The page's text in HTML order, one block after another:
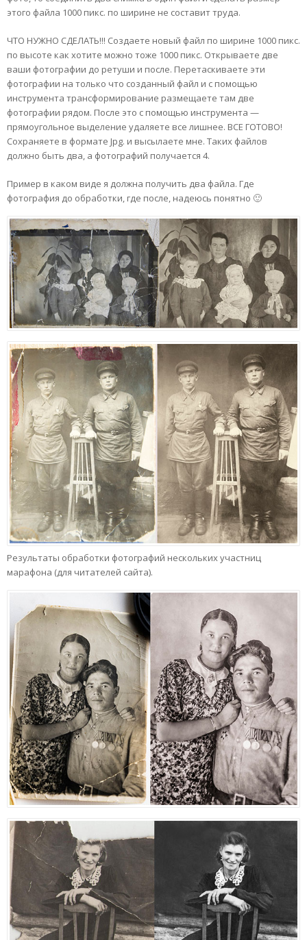
этого файла 1000 пикс. по ширине не составит труда.
ЧТО НУЖНО СДЕЛАТЬ!!! Создаете новый файл по ширине 1000 пикс.
по высоте как хотите можно тоже 1000 пикс. Открываете две
ваши фотографии до ретуши и после. Перетаскиваете эти
фотографии на только что созданный файл и с помощью
инструмента трансформирование размещаете там две
фотографии рядом. После это с помощью инструмента —
прямоугольное выделение удаляете все лишнее. ВСЕ ГОТОВО!
Сохраняете в формате Jpg. и высылаете мне. Таких файлов
должно быть два, а фотографий получается 4.
Пример в каком виде я должна получить два файла. Где
фотография до обработки, где после, надеюсь понятно 🙂
Результаты обработки фотографий нескольких участниц
марафона (для читателей сайта).